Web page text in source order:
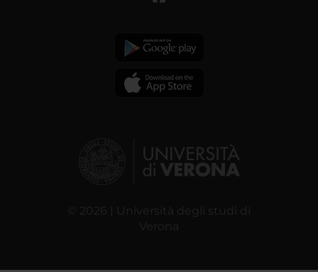
© 2026 | Università degli studi di
Verona